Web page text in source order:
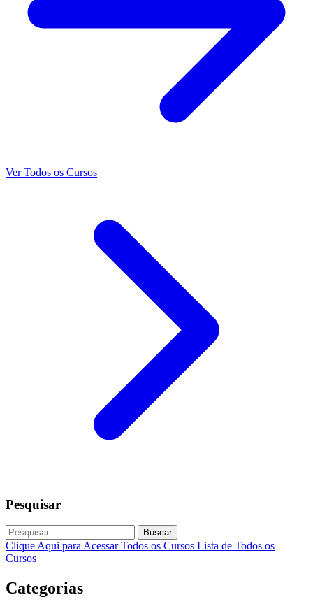
Ver Todos os Cursos
Pesquisar
Buscar
Clique Aqui para Acessar Todos os Cursos Lista de Todos os
Cursos
Categorias